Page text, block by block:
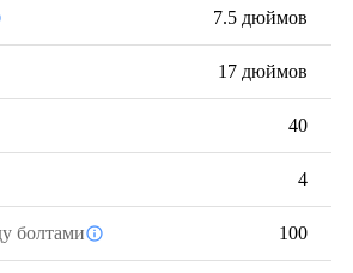
7.5 дюймов
17 дюймов
40
4
болтами 100